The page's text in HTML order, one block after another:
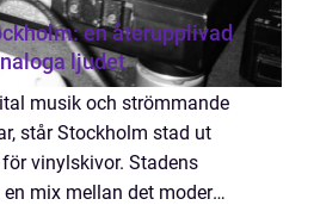
en återupplivad
ljudet
musik och strömmande
står Stockholm stad ut
vinylskivor. Stadens
mix mellan det moderna